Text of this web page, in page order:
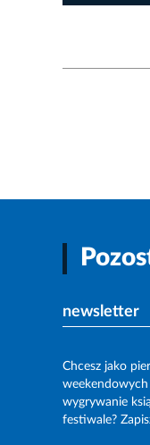
newsletter
Chcesz jako
weekendowych
wygrywanie
festiwale?